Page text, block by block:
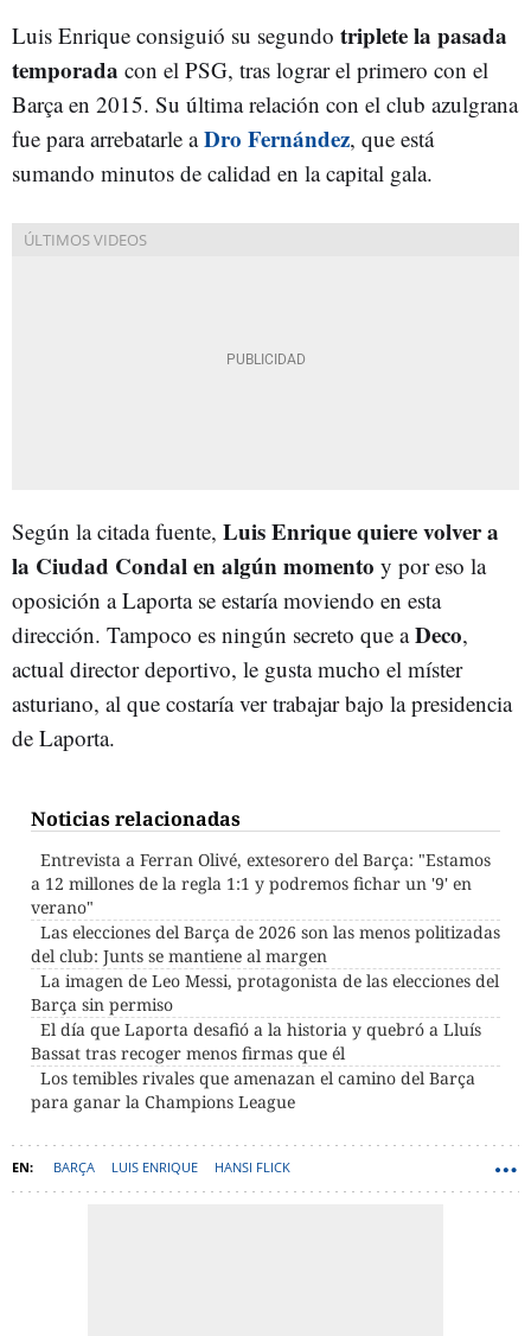
Luis Enrique consiguió su segundo triplete la pasada
temporada con el PSG, tras lograr el primero con el
Barça en 2015. Su última relación con el club azulgrana
fue para arrebatarle aDro Fernández, que está
sumando minutos de calidad en la capital gala.
Según la citada fuente, Luis Enrique quiere volver a
la Ciudad Condal en algún momento y por eso la
oposición a Laporta se estaría moviendo en esta
dirección. Tampoco es ningún secreto que aDeco,
actual director deportivo, le gusta mucho el míster
asturiano, al que costaría ver trabajar bajo la presidencia
de Laporta.
Noticias relacionadas
Entrevista a Ferran Olivé, extesorero del Barça: "Estamos
a 12 millones de la regla 1:1 y podremos fichar un '9' en
verano"
Las elecciones del Barça de 2026 son las menos politizadas
del club: Junts se mantiene al margen
La imagen de Leo Messi, protagonista de las elecciones del
Barça sin permiso
El día que Laporta desafió a la historia y quebró a Lluís
Bassat tras recoger menos firmas que él
Los temibles rivales que amenazan el camino del Barça
para ganar la Champions League
BARÇA LUIS ENRIQUE HANSI FLICK